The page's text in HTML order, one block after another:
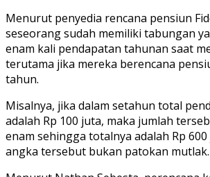
Menurut penyedia rencana pensiun
seseorang sudah memiliki tabungan
enam kali pendapatan tahunan saat
terutama jika mereka berencana
tahun.
Misalnya, jika dalam setahun total
adalah Rp 100 juta, maka jumlah
enam sehingga totalnya adalah Rp
angka tersebut bukan patokan mutlak.